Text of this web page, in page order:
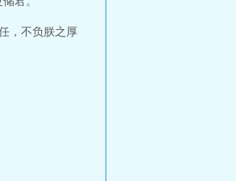
，不负朕之厚